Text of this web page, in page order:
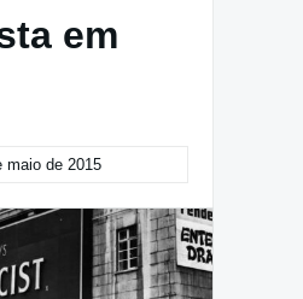
em
maio de 2015